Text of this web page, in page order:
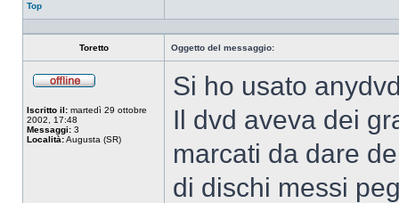
Top
Toretto Oggetto del messaggio:
Iscritto il: martedì 29 ottobre
2002, 17:48
Messaggi: 3
Località:Augusta (SR)
Si ho usato
Il dvd aveva dei
marcati da dare
di dischi messi